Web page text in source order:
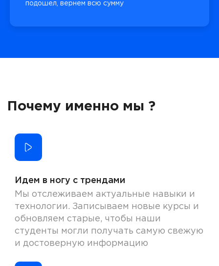
подошел, вернем всю сумму
Почему именно мы ?
Идем в ногу с трендами
Мы отслеживаем актуальные навыки и
технологии. Записываем новые курсы и
обновляем старые, чтобы наши
студенты могли получать самую свежую
и достоверную информацию